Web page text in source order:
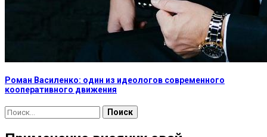
Роман Василенко: один из идеологов современного
кооперативного движения
Найти: